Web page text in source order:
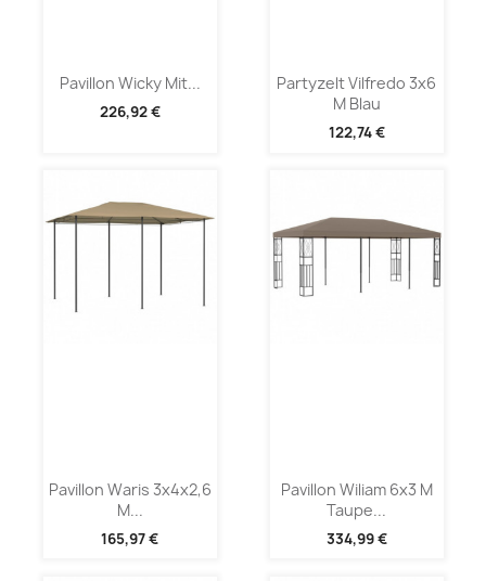
Pavillon Wicky Mit...
226,92 €
Partyzelt Vilfredo 3x6
M Blau
122,74 €
Pavillon Waris 3x4x2,6
M...
165,97 €
Pavillon Wiliam 6x3 M
Taupe...
334,99 €